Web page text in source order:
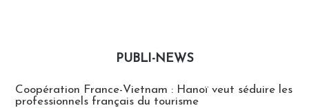
PUBLI-NEWS
Coopération France-Vietnam : Hanoï veut séduire les
professionnels français du tourisme